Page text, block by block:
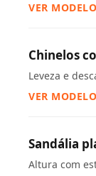
VER
Chinelos
Leveza e
VER
Sandália
Altura com